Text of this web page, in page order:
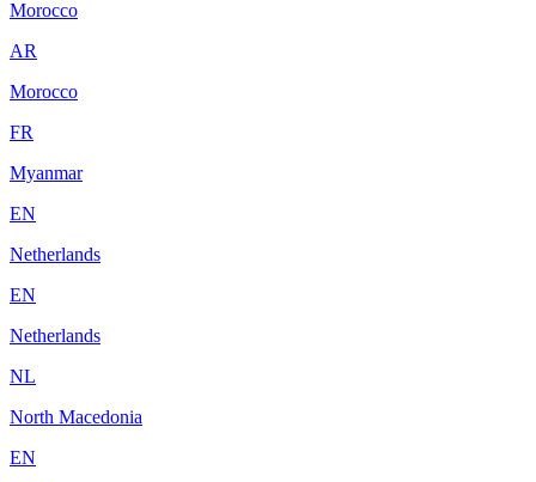
Morocco
AR
Morocco
FR
Myanmar
EN
Netherlands
EN
Netherlands
NL
North Macedonia
EN